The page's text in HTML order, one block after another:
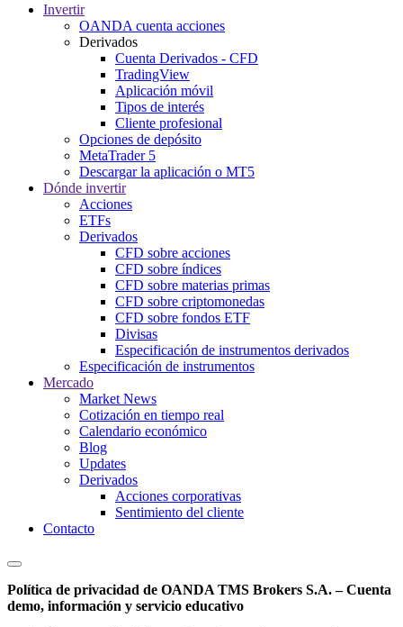
Invertir
OANDA cuenta acciones
Derivados
Cuenta Derivados - CFD
TradingView
Aplicación móvil
Tipos de interés
Cliente profesional
Opciones de depósito
MetaTrader 5
Descargar la aplicación o MT5
Dónde invertir
Acciones
ETFs
Derivados
CFD sobre acciones
CFD sobre índices
CFD sobre materias primas
CFD sobre criptomonedas
CFD sobre fondos ETF
Divisas
Especificación de instrumentos derivados
Especificación de instrumentos
Mercado
Market News
Cotización en tiempo real
Calendario económico
Blog
Updates
Derivados
Acciones corporativas
Sentimiento del cliente
Contacto
Política de privacidad de OANDA TMS Brokers S.A. – Cuenta
demo, información y servicio educativo